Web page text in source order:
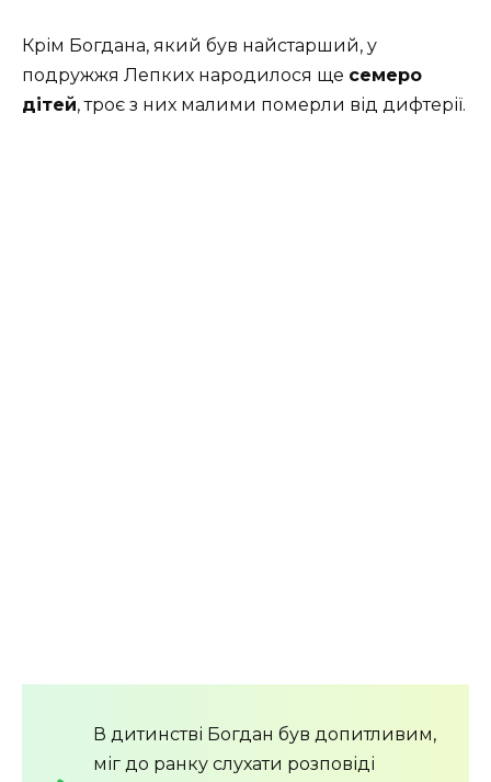
Крім Богдана, який був найстарший, у
подружжя Лепких народилося ще семеро
дітей, троє з них малими померли від дифтерії.
В дитинстві Богдан був допитливим,
міг до ранку слухати розповіді